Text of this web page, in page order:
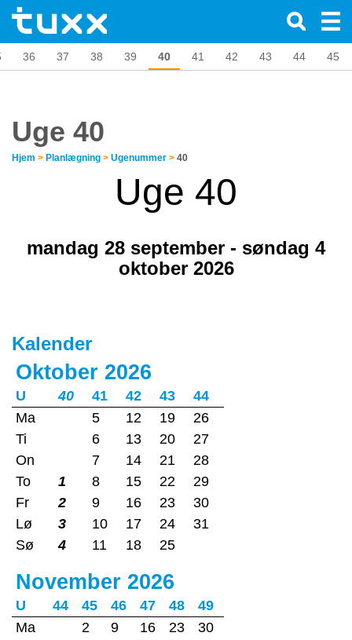
36 37 38 39 40 41 42 43 44 45
Uge 40
Hjem > Planlægning > Ugenummer > 40
Uge 40
mandag 28 september - søndag 4
oktober 2026
Kalender
Oktober 2026
U 40 41 42 43
44
Ma
5 12 19
26
Ti
6 13 20
27
On
7 14 21
28
To
1 8 15 22
29
Fr
2 9 16 23
30
Lø
3 10 17 24
31
Sø
4 11 18 25
November 2026
U 44 45 46 47 48
49
Ma
2 9 16 23
30